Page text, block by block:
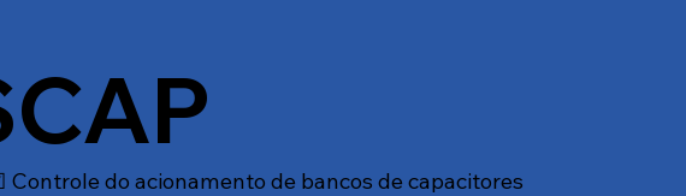
Controle do acionamento de bancos de capacitores